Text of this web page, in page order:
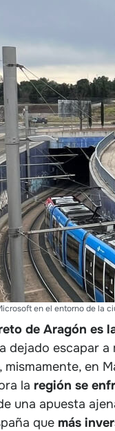
en el entorno de la
de Aragón es
dejado escapar
en
la región se
una apuesta
que más